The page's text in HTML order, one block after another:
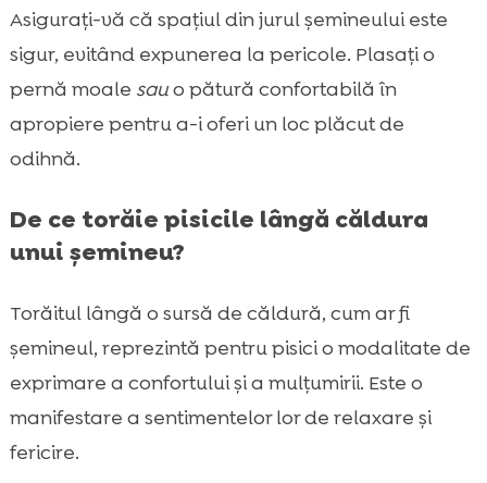
Asigurați-vă că spațiul din jurul șemineului este
sigur, evitând expunerea la pericole. Plasați o
pernă moale sauo pătură confortabilă în
apropiere pentru a-i oferi un loc plăcut de
odihnă.
De ce torăie pisicile lângă căldura
unui șemineu?
Torăitul lângă o sursă de căldură, cum ar fi
șemineul, reprezintă pentru pisici o modalitate de
exprimare a confortului și a mulțumirii. Este o
manifestare a sentimentelor lor de relaxare și
fericire.